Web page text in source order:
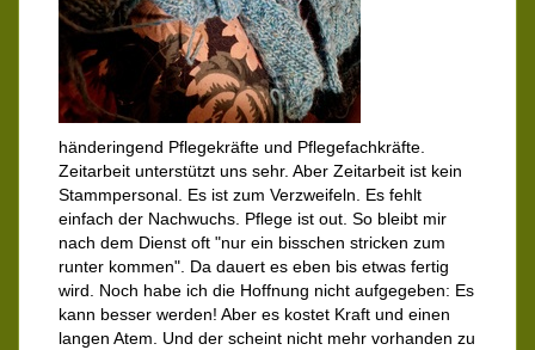
händeringend Pflegekräfte und Pflegefachkräfte.
Zeitarbeit unterstützt uns sehr. Aber Zeitarbeit ist kein
Stammpersonal. Es ist zum Verzweifeln. Es fehlt
einfach der Nachwuchs. Pflege ist out. So bleibt mir
nach dem Dienst oft "nur ein bisschen stricken zum
runter kommen". Da dauert es eben bis etwas fertig
wird. Noch habe ich die Hoffnung nicht aufgegeben: Es
kann besser werden! Aber es kostet Kraft und einen
langen Atem. Und der scheint nicht mehr vorhanden zu